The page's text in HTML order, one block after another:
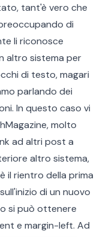
tant'è vero che
di
li riconosce
altro sistema per
di testo, magari
parlando dei
In questo caso vi
molto
ad altri post a
altro sistema,
il rientro della prima
di un nuovo
si può ottenere
e margin-left. Ad